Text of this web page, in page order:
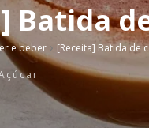
Batida
e beber › [Receita] Batida de